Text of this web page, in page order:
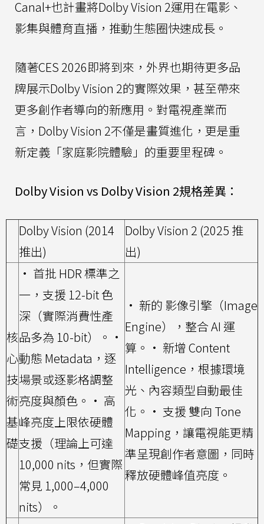
Canal+也計畫將Dolby Vision 2運用在電影、
影集與體育直播，推動生態圈快速成長。
隨著CES 2026即將到來，外界也期待更多品
牌展示Dolby Vision 2的實際效果，甚至帶來
更多創作者導向的新應用。對電視產業而
言，Dolby Vision 2不僅是畫質進化，更是重
新定義「家庭影院體驗」的重要里程碑。
Dolby Vision vs Dolby Vision 2規格差異：
Dolby Vision (2014
推出)
Dolby Vision 2 (2025 推
出)
核
心
技
術
基
礎
• 首批 HDR 標準之
一，支援 12-bit 色
深（實際消費性產
品多為 10-bit）。 •
動態 Metadata，逐
場景或逐影格調整
亮度與顏色。 • 高
峰亮度上限依硬體
支援（理論上可達
10,000 nits，但實際
常見 1,000–4,000
nits）。
• 新的 影像引擎（Image
Engine），整合 AI 運
算。 • 新增 Content
Intelligence，根據環境
光、內容類型自動最佳
化。 • 支援 雙向 Tone
Mapping，讓電視能更精
準呈現創作者意圖，同時
釋放硬體峰值亮度。